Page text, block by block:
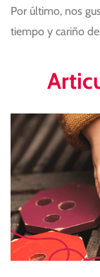
Por último, nos
tiempo y cariño